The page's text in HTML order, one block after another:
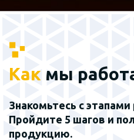
Как мы
Знакомьтесь с этапами
Пройдите 5 шагов и
продукцию.